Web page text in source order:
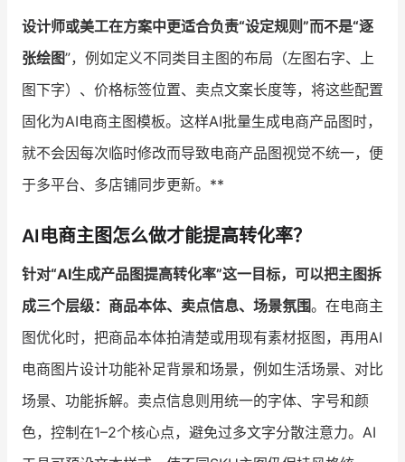
设计师或美工在方案中更适合负责“设定规则”而不是“逐
张绘图”，例如定义不同类目主图的布局（左图右字、上
图下字）、价格标签位置、卖点文案长度等，将这些配置
固化为AI电商主图模板。这样AI批量生成电商产品图时，
就不会因每次临时修改而导致电商产品图视觉不统一，便
于多平台、多店铺同步更新。**
AI电商主图怎么做才能提高转化率？
针对“AI生成产品图提高转化率”这一目标，可以把主图拆
成三个层级：商品本体、卖点信息、场景氛围。在电商主
图优化时，把商品本体拍清楚或用现有素材抠图，再用AI
电商图片设计功能补足背景和场景，例如生活场景、对比
场景、功能拆解。卖点信息则用统一的字体、字号和颜
色，控制在1–2个核心点，避免过多文字分散注意力。AI